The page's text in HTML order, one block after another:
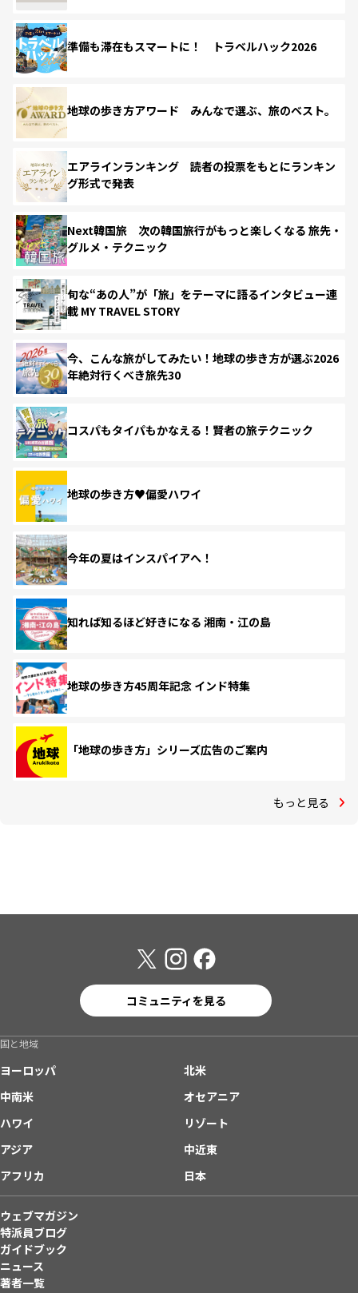
準備も滞在もスマートに！ トラベルハック2026
地球の歩き方アワード みんなで選ぶ、旅のベスト。
エアラインランキング 読者の投票をもとにランキン
グ形式で発表
Next韓国旅 次の韓国旅行がもっと楽しくなる 旅先・
グルメ・テクニック
旬な“あの人”が「旅」をテーマに語るインタビュー連
載 MY TRAVEL STORY
今、こんな旅がしてみたい！地球の歩き方が選ぶ2026
年絶対行くべき旅先30
コスパもタイパもかなえる！賢者の旅テクニック
地球の歩き方♥偏愛ハワイ
今年の夏はインスパイアへ！
知れば知るほど好きになる 湘南・江の島
地球の歩き方45周年記念 インド特集
「地球の歩き方」シリーズ広告のご案内
もっと見る
コミュニティを見る
国と地域
ヨーロッパ
北米
中南米
オセアニア
ハワイ
リゾート
アジア
中近東
アフリカ
日本
ウェブマガジン
特派員ブログ
ガイドブック
ニュース
著者一覧